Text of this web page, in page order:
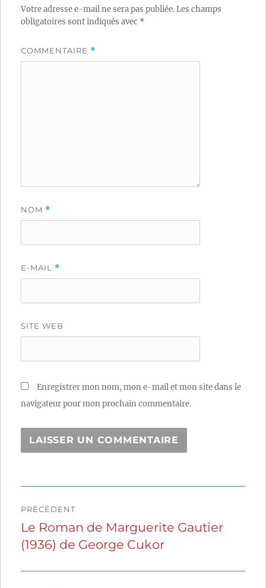
Votre adresse e-mail ne sera pas publiée.Les champs
obligatoires sont indiqués avec *
COMMENTAIRE *
NOM *
E-MAIL *
SITE WEB
Enregistrer mon nom, mon e-mail et mon site dans le
navigateur pour mon prochain commentaire.
de
l’article
PRÉCÉDENT
Publication
précédente :
Le Roman de Marguerite Gautier
(1936) de George Cukor